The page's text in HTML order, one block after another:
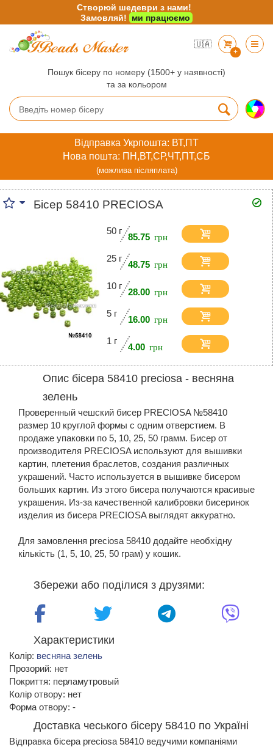
🇺🇦
+
Пошук бісеру по номеру (1500+ у наявності)
та за кольором
Відправка Укрпошта: ВТ,ПТ
Нова пошта: ПН,ВТ,СР,ЧТ,ПТ,СБ
(можлива післяплата)
Бісер 58410 PRECIOSA
50 г
85.75
25 г
48.75
10 г
28.00
5 г
16.00
1 г
4.00
Опис бісера 58410 preciosa - весняна
зелень
Проверенный чешский бисер PRECIOSA №58410
размер 10 круглой формы с одним отверстием. В
продаже упаковки по 5, 10, 25, 50 грамм. Бисер от
производителя PRECIOSA используют для вышивки
картин, плетения браслетов, создания различных
украшений. Часто используется в вышивке бисером
больших картин. Из этого бисера получаются красивые
украшения. Из-за качественной калибровки бисеринок
изделия из бисера PRECIOSA выглядят аккуратно.
Для замовлення preciosa 58410 додайте необхідну
кількість (1, 5, 10, 25, 50 грам) у кошик.
Збережи або поділися з друзями:
Характеристики
Колір: весняна зелень
Прозорий: нет
Покриття: перламутровый
Колір отвору: нет
Форма отвору: -
Доставка чеського бісеру 58410 по Україні
Відправка бісера preciosa 58410 ведучими компаніями
Створюй шедеври з нами!
Замовляй!
ми працюємо